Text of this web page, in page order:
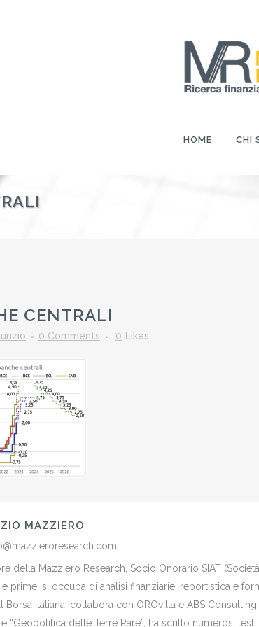
HOME CHI
CENTRALI
0 Comments 0 Likes
MAZZIERO
della Mazziero Research, Socio Onorario SIAT
prime, si occupa di analisi finanziarie, reportistica e
Borsa Italiana, collabora con OROvilla e ABS
e “Geopolitica delle Terre Rare”, ha scritto numerosi